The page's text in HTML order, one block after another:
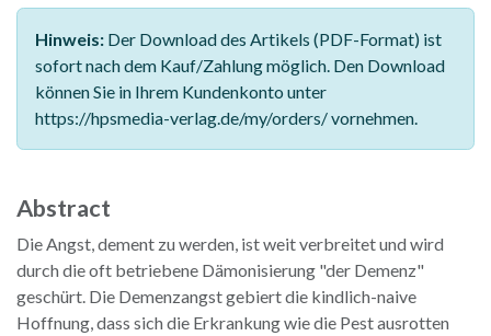
Hinweis: Der Download des Artikels (PDF-Format) ist
sofort nach dem Kauf/Zahlung möglich. Den Download
können Sie in Ihrem Kundenkonto unter
https://hpsmedia-verlag.de/my/orders/ vornehmen.
Abstract
Die Angst, dement zu werden, ist weit verbreitet und wird
durch die oft betriebene Dämonisierung "der Demenz"
geschürt. Die Demenzangst gebiert die kindlich-naive
Hoffnung, dass sich die Erkrankung wie die Pest ausrotten